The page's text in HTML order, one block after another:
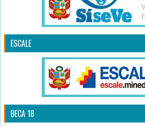
ESCALE
BECA 18